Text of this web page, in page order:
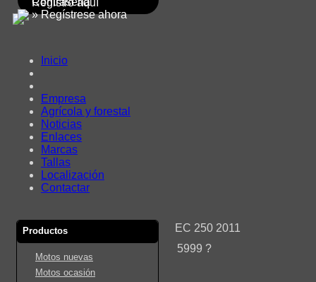
» Regístrese ahora
Registro aquí
Inicio
Empresa
Agrícola y forestal
Noticias
Enlaces
Marcas
Tallas
Localización
Contactar
Productos
Motos nuevas
Motos ocasión
EC 250 2011
5999 ?